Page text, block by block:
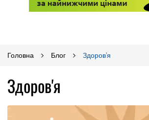
Головна Блог Здоров'я
Здоров'я